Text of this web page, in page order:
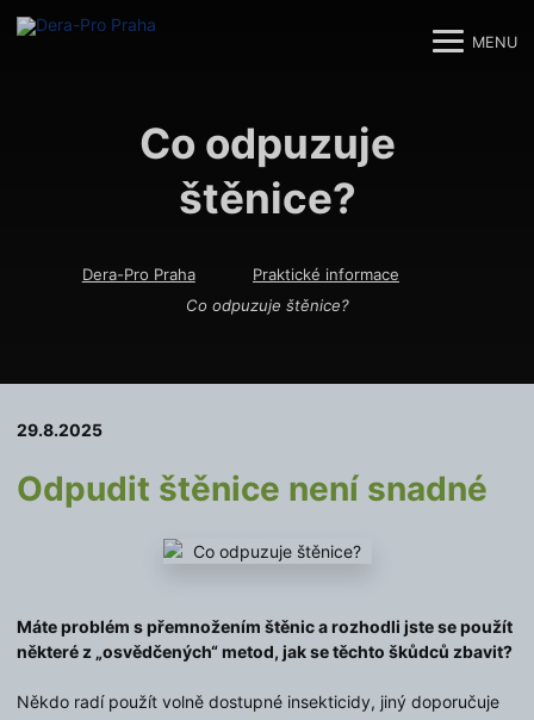
MENU
Co odpuzuje
štěnice?
Dera-Pro Praha
Praktické informace
Co odpuzuje štěnice?
29.8.2025
Odpudit štěnice není snadné
Máte problém s přemnožením štěnic a rozhodli jste se použít
některé z „osvědčených“ metod, jak se těchto škůdců zbavit?
Někdo radí použít volně dostupné insekticidy, jiný doporučuje